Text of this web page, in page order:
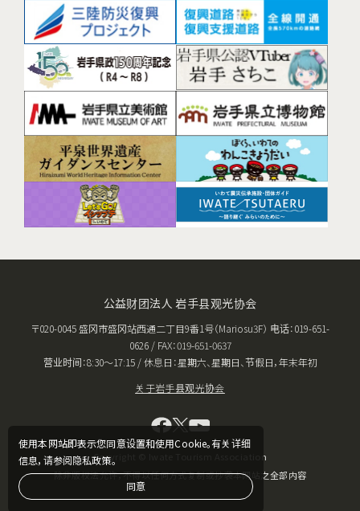
使用本网站即表示您同意设置和使用Cookie。有关详细
信息，请参阅隐私政策。
同意
公益财团法人 岩手县观光协会
〒020-0045 盛冈市盛冈站西通二丁目9番1号（Mariosu3F） 电话：019-651-
0626 / FAX：019-651-0637
营业时间：8:30〜17:15 / 休息日：星期六、星期日、节假日，年末年初
关于岩手县观光协会
Copyright © Iwate Tourism Association
除非版权法允许，不得以任何方式复制或抄袭本网站之全部内容